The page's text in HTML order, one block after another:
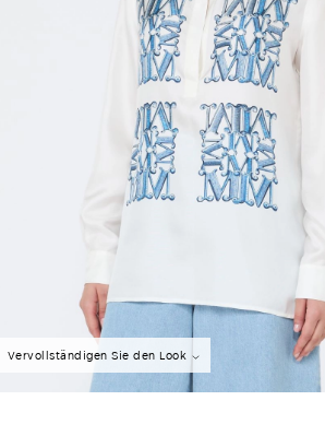
Vervollständigen Sie den Look